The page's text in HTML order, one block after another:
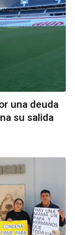
una deuda
su salida